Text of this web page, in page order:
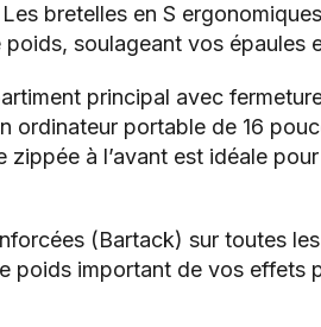
bretelles en S
soulageant vos épaules
principal avec
ordinateur portable de 16
zippée à l’avant est idéale
(Bartack) sur toutes
poids important de vos effets